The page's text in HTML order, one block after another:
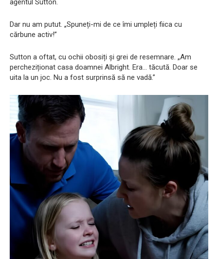
agentul Sutton.
Dar nu am putut. „Spuneți-mi de ce îmi umpleți fiica cu
cărbune activ!”
Sutton a oftat, cu ochii obosiți și grei de resemnare. „Am
percheziționat casa doamnei Albright. Era… tăcută. Doar se
uita la un joc. Nu a fost surprinsă să ne vadă.”